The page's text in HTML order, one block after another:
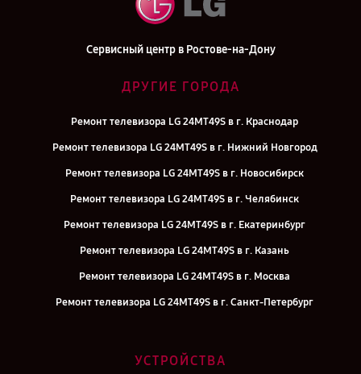
Сервисный центр в Ростове-на-Дону
ДРУГИЕ ГОРОДА
Ремонт телевизора LG 24MT49S в г. Краснодар
Ремонт телевизора LG 24MT49S в г. Нижний Новгород
Ремонт телевизора LG 24MT49S в г. Новосибирск
Ремонт телевизора LG 24MT49S в г. Челябинск
Ремонт телевизора LG 24MT49S в г. Екатеринбург
Ремонт телевизора LG 24MT49S в г. Казань
Ремонт телевизора LG 24MT49S в г. Москва
Ремонт телевизора LG 24MT49S в г. Санкт-Петербург
УСТРОЙСТВА